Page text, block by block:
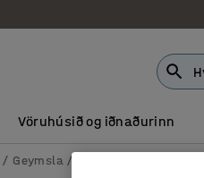
Vöruhúsið og iðnaðurinn
Geymsla